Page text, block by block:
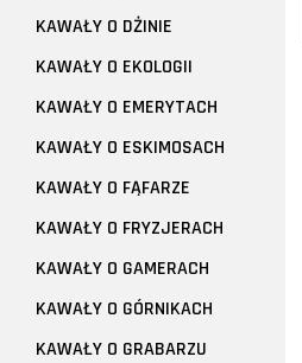
KAWAŁY O DŻINIE
KAWAŁY O EKOLOGII
KAWAŁY O EMERYTACH
KAWAŁY O ESKIMOSACH
KAWAŁY O FĄFARZE
KAWAŁY O FRYZJERACH
KAWAŁY O GAMERACH
KAWAŁY O GÓRNIKACH
KAWAŁY O GRABARZU